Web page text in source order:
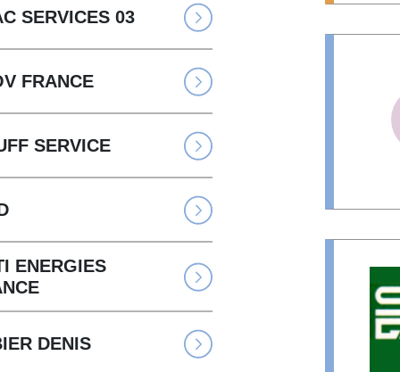
SERVICES 03
FRANCE
SERVICE
ENERGIES
DENIS